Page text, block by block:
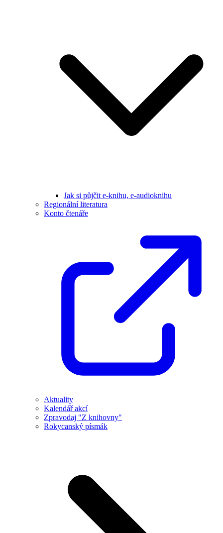
Jak si půjčit e-knihu, e-audioknihu
Regionální literatura
Konto čtenáře
Aktuality
Kalendář akcí
Zpravodaj "Z knihovny"
Rokycanský písmák